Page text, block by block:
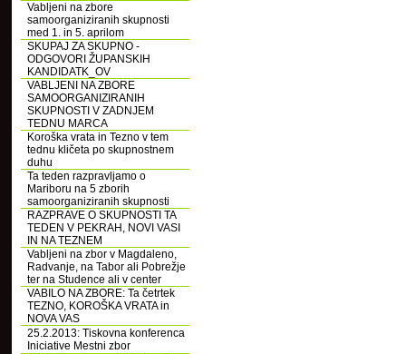
Vabljeni na zbore
samoorganiziranih skupnosti
med 1. in 5. aprilom
SKUPAJ ZA SKUPNO -
ODGOVORI ŽUPANSKIH
KANDIDATK_OV
VABLJENI NA ZBORE
SAMOORGANIZIRANIH
SKUPNOSTI V ZADNJEM
TEDNU MARCA
Koroška vrata in Tezno v tem
tednu kličeta po skupnostnem
duhu
Ta teden razpravljamo o
Mariboru na 5 zborih
samoorganiziranih skupnosti
RAZPRAVE O SKUPNOSTI TA
TEDEN V PEKRAH, NOVI VASI
IN NA TEZNEM
Vabljeni na zbor v Magdaleno,
Radvanje, na Tabor ali Pobrežje
ter na Studence ali v center
VABILO NA ZBORE: Ta četrtek
TEZNO, KOROŠKA VRATA in
NOVA VAS
25.2.2013: Tiskovna konferenca
Iniciative Mestni zbor